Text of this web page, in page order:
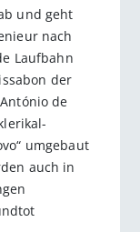
und geht
nach
Laufbahn
der
de
umgebaut
auch in